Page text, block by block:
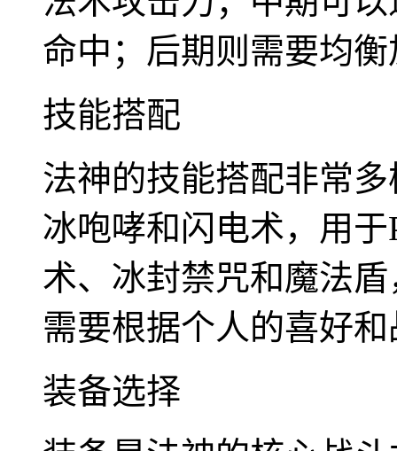
命中；后期则需要均
技能搭配
法神的技能搭配非常
冰咆哮和闪电术，用
术、冰封禁咒和魔法
需要根据个人的喜好
装备选择